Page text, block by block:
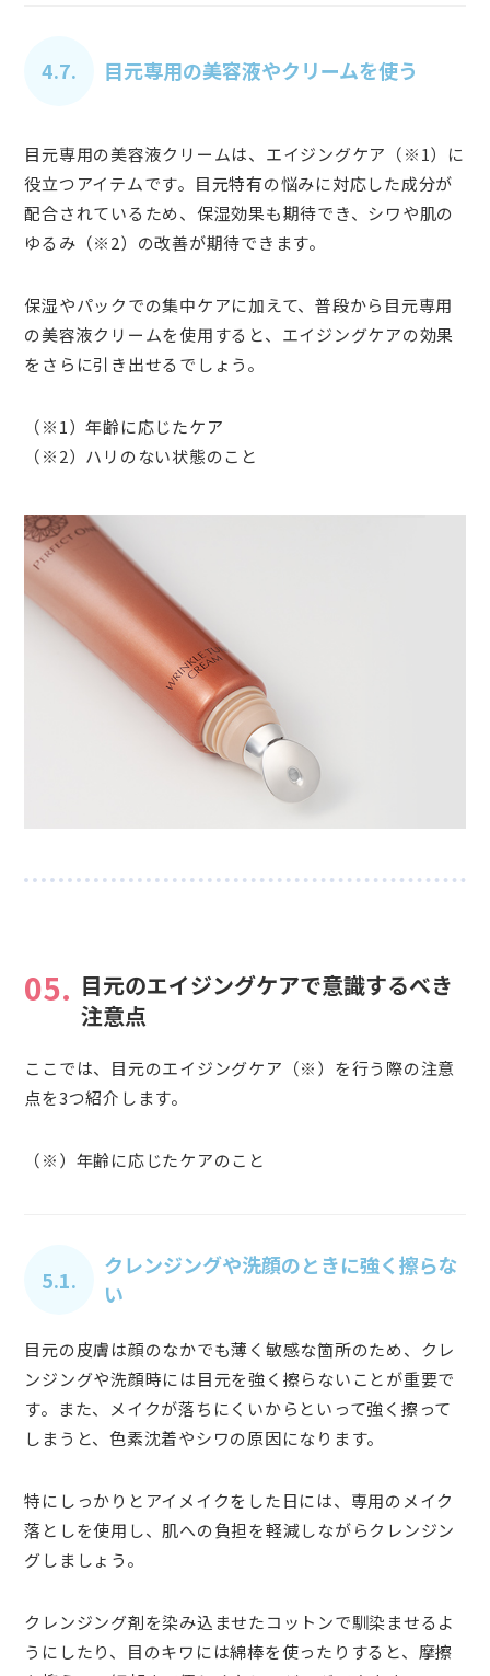
4.7. 目元専用の美容液やクリームを使う
目元専用の美容液クリームは、エイジングケア（※1）に
役立つアイテムです。目元特有の悩みに対応した成分が
配合されているため、保湿効果も期待でき、シワや肌の
ゆるみ（※2）の改善が期待できます。
保湿やパックでの集中ケアに加えて、普段から目元専用
の美容液クリームを使用すると、エイジングケアの効果
をさらに引き出せるでしょう。
（※1）年齢に応じたケア
（※2）ハリのない状態のこと
05. 目元のエイジングケアで意識するべき
注意点
ここでは、目元のエイジングケア（※）を行う際の注意
点を3つ紹介します。
（※）年齢に応じたケアのこと
5.1.
クレンジングや洗顔のときに強く擦らな
い
目元の皮膚は顔のなかでも薄く敏感な箇所のため、クレ
ンジングや洗顔時には目元を強く擦らないことが重要で
す。また、メイクが落ちにくいからといって強く擦って
しまうと、色素沈着やシワの原因になります。
特にしっかりとアイメイクをした日には、専用のメイク
落としを使用し、肌への負担を軽減しながらクレンジン
グしましょう。
クレンジング剤を染み込ませたコットンで馴染ませるよ
うにしたり、目のキワには綿棒を使ったりすると、摩擦